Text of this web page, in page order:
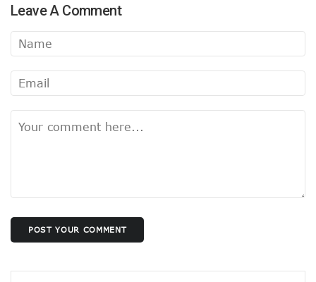
Leave A Comment
POST YOUR COMMENT